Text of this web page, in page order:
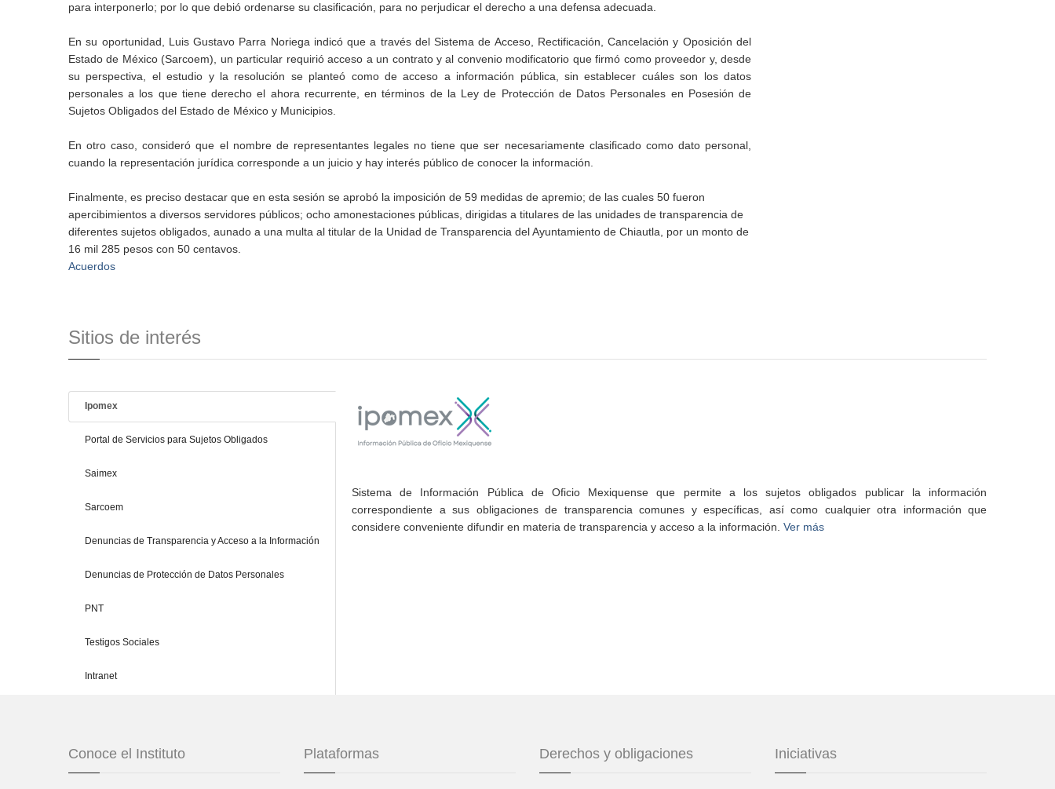
para interponerlo; por lo que debió ordenarse su clasificación, para no perjudicar el derecho a una defensa adecuada.
En su oportunidad, Luis Gustavo Parra Noriega indicó que a través del Sistema de Acceso, Rectificación, Cancelación y Oposición del
Estado de México (Sarcoem), un particular requirió acceso a un contrato y al convenio modificatorio que firmó como proveedor y, desde
su perspectiva, el estudio y la resolución se planteó como de acceso a información pública, sin establecer cuáles son los datos
personales a los que tiene derecho el ahora recurrente, en términos de la Ley de Protección de Datos Personales en Posesión de
Sujetos Obligados del Estado de México y Municipios.
En otro caso, consideró que el nombre de representantes legales no tiene que ser necesariamente clasificado como dato personal,
cuando la representación jurídica corresponde a un juicio y hay interés público de conocer la información.
Finalmente, es preciso destacar que en esta sesión se aprobó la imposición de 59 medidas de apremio; de las cuales 50 fueron
apercibimientos a diversos servidores públicos; ocho amonestaciones públicas, dirigidas a titulares de las unidades de transparencia de
diferentes sujetos obligados, aunado a una multa al titular de la Unidad de Transparencia del Ayuntamiento de Chiautla, por un monto de
16 mil 285 pesos con 50 centavos.
Acuerdos
Sitios de interés
Ipomex
Portal de Servicios para Sujetos Obligados
Saimex
Sarcoem
Denuncias de Transparencia y Acceso a la Información
Denuncias de Protección de Datos Personales
PNT
Testigos Sociales
Intranet
Sistema de Información Pública de Oficio Mexiquense que permite a los sujetos obligados publicar la información
correspondiente a sus obligaciones de transparencia comunes y específicas, así como cualquier otra información que
considere conveniente difundir en materia de transparencia y acceso a la información. Ver más
Conoce el Instituto Plataformas Derechos y obligaciones Iniciativas